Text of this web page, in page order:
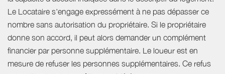
Le Locataire s'engage expressément à ne pas dépasser ce
nombre sans autorisation du propriétaire. Si le propriétaire
donne son accord, il peut alors demander un complément
financier par personne supplémentaire. Le loueur est en
mesure de refuser les personnes supplémentaires. Ce refus